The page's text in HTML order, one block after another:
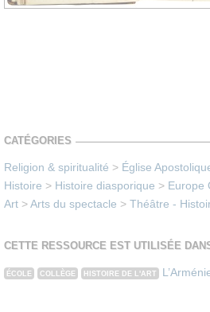
CATÉGORIES
Religion & spiritualité > Église
Histoire > Histoire diasporique > Europe
Art >Arts du spectacle > Théâtre -
CETTE RESSOURCE EST UTILISÉE
ÉCOLE COLLÈGE HISTOIRE DE L'ART